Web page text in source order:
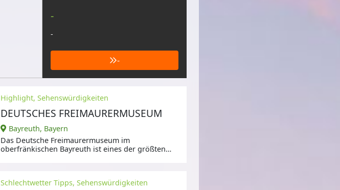
-
-
-
Highlight, Sehenswürdigkeiten
DEUTSCHES FREIMAURERMUSEUM
Bayreuth, Bayern
Das Deutsche Freimaurermuseum im
oberfränkischen Bayreuth ist eines der größten
Schlechtwetter Tipps, Sehenswürdigkeiten